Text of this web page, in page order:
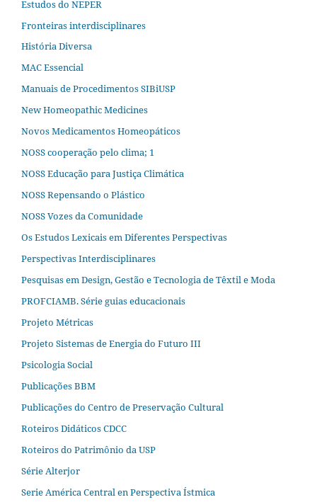
Estudos do NEPER
Fronteiras interdisciplinares
História Diversa
MAC Essencial
Manuais de Procedimentos SIBiUSP
New Homeopathic Medicines
Novos Medicamentos Homeopáticos
NOSS cooperação pelo clima; 1
NOSS Educação para Justiça Climática
NOSS Repensando o Plástico
NOSS Vozes da Comunidade
Os Estudos Lexicais em Diferentes Perspectivas
Perspectivas Interdisciplinares
Pesquisas em Design, Gestão e Tecnologia de Têxtil e Moda
PROFCIAMB. Série guias educacionais
Projeto Métricas
Projeto Sistemas de Energia do Futuro III
Psicologia Social
Publicações BBM
Publicações do Centro de Preservação Cultural
Roteiros Didáticos CDCC
Roteiros do Patrimônio da USP
Série Alterjor
Serie América Central en Perspectiva Ístmica